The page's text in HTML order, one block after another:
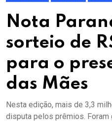
Nota
sorteio de
para o
das Mães
Nesta edição, mais de 3,3
disputa pelos prêmios. Foram